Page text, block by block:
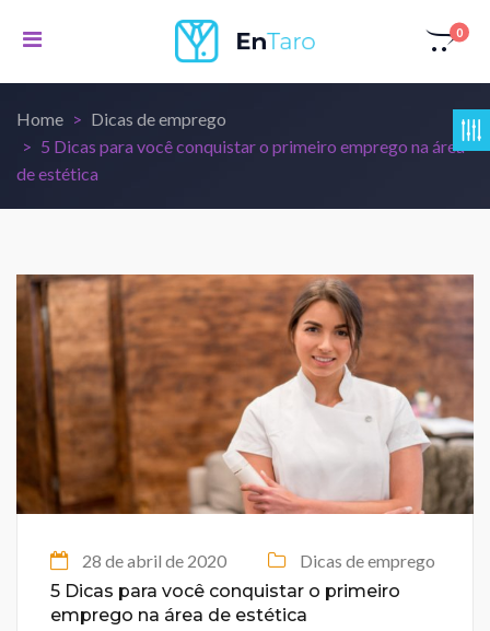
0
Home
Dicas de emprego
5 Dicas para você conquistar o primeiro emprego na área
de estética
28 de abril de 2020
Dicas de emprego
5 Dicas para você conquistar o primeiro
emprego na área de estética